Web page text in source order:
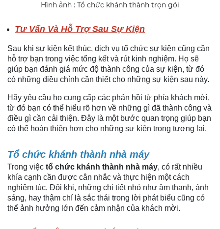
Hình ảnh : Tổ chức khánh thành trọn gói
Tư Vấn Và Hỗ Trợ Sau Sự Kiện
Sau khi sự kiện kết thúc, dịch vụ tổ chức sự kiện cũng cần
hỗ trợ bạn trong việc tổng kết và rút kinh nghiệm. Họ sẽ
giúp bạn đánh giá mức độ thành công của sự kiện, từ đó
có những điều chỉnh cần thiết cho những sự kiện sau này.
Hãy yêu cầu họ cung cấp các phản hồi từ phía khách mời,
từ đó bạn có thể hiểu rõ hơn về những gì đã thành công và
điều gì cần cải thiện. Đây là một bước quan trọng giúp bạn
có thể hoàn thiện hơn cho những sự kiện trong tương lai.
Tổ chức khánh thành nhà máy
Trong việc tổ chức khánh thành nhà máy, có rất nhiều
khía cạnh cần được cân nhắc và thực hiện một cách
nghiêm túc. Đôi khi, những chi tiết nhỏ như âm thanh, ánh
sáng, hay thậm chí là sắc thái trong lời phát biểu cũng có
thể ảnh hưởng lớn đến cảm nhận của khách mời.